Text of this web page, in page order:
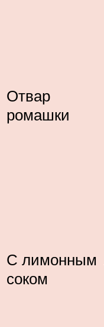
Отвар
ромашки
С лимонным
соком